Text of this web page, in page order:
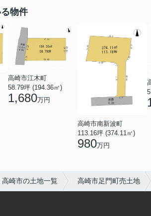
物件
高崎市江木町
58.79坪 (194.36㎡)
1,680万円
高崎市南新波町
113.16坪 (374.11㎡)
980万円
高崎市の土地一覧 高崎市足門町売土地